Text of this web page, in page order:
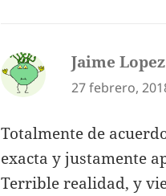
Jaime
27 febrero,
Totalmente de
exacta y justamente
Terrible realidad, y